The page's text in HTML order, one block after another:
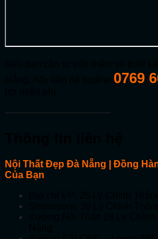
0769
———————————
Nội Thất Đẹp Đà Nẵng | Đồng
Của Bạn